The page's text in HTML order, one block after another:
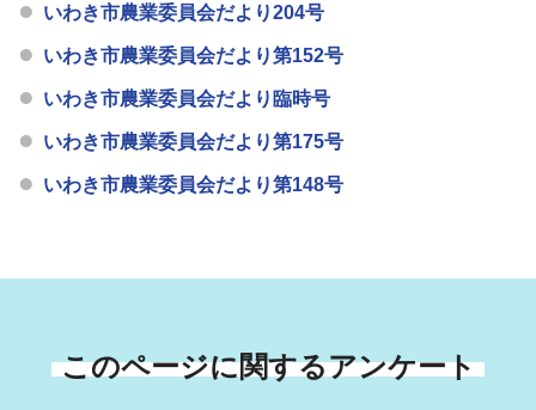
いわき市農業委員会だより204号
いわき市農業委員会だより第152号
いわき市農業委員会だより臨時号
いわき市農業委員会だより第175号
いわき市農業委員会だより第148号
このページに関するアンケート